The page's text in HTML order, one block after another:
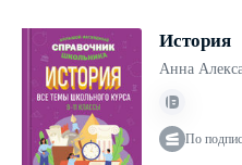
История
Анна
По